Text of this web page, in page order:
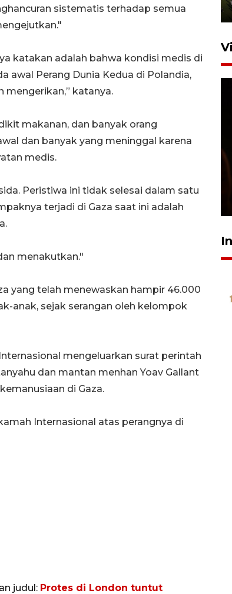
sistematis terhadap semua
katakan adalah bahwa kondisi medis di
awal Perang Dunia Kedua di Polandia,
katanya.
makanan, dan banyak orang
dan banyak yang meninggal karena
medis.
Peristiwa ini tidak selesai dalam satu
terjadi di Gaza saat ini adalah
menakutkan."
yang telah menewaskan hampir 46.000
anak, sejak serangan oleh kelompok
mengeluarkan surat perintah
dan mantan menhan Yoav Gallant
di Gaza.
Internasional atas perangnya di
judul: Protes di London tuntut
17 Agustus 2023 15:58
SPPG di Gorontalo jaga
Ramadhan